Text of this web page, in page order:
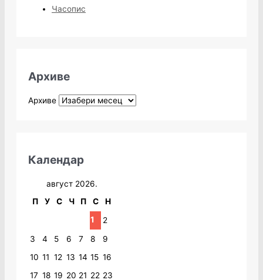
Часопис
Архиве
Архиве
Календар
август 2026.
П
У С Ч П С
Н
1
2
3
4 5 6 7 8
9
10 11 12 13 14 15 16
17 18 19 20 21 22 23